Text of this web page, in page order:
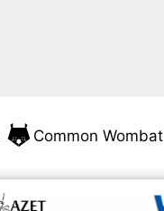
Common Wombat